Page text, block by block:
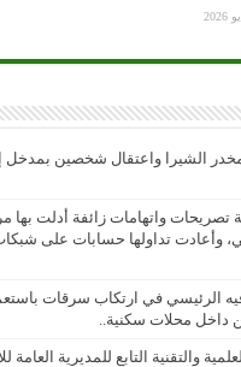
أطنان من مخدر الشيرا واعتقال شخصين
واتهامات زائفة أدلت بها
وأعادت تداولها حسابات على
الرئيسي في ارتكاب سرقات
داخل محلات سكنية..
والتقنية التابع للمديرية العامة